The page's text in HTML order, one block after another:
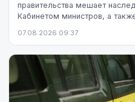
правительства мешает
Кабинетом министров, а
стремительного прогресса.
07.08.2026 09:37